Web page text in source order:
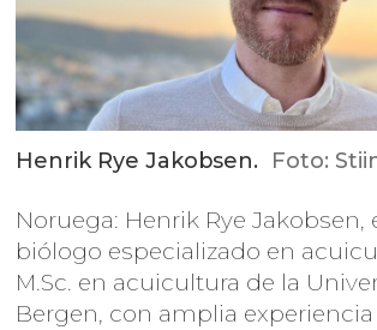
Henrik Rye Jakobsen. Foto:
Noruega: Henrik Rye Jakobsen,
biólogo especializado en
M.Sc. en acuicultura de la
Bergen, con amplia experiencia